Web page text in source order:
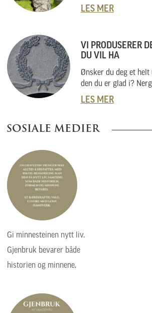
LES MER
VI PRODUSERER
DU VIL HA
Ønsker du deg et
den du er glad i?
også helt unike
med kunder. Vi skal
om du har noe helt
LES MER
SOSIALE MEDIER
Gi minnesteinen nytt liv.
Gjenbruk bevarer både
historien og minnene.